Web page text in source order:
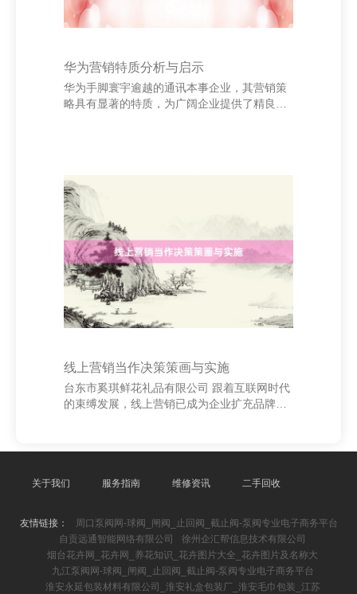
华为营销特质分析与启示
华为手脚寰宇逾越的通讯本事企业，其营销策
略具有显著的特质，为广阔企业提供了精良的
供。 台东市奚琪鲜花礼品有限公司 其次，华为
聘用寰宇化营销政策，积极拓展国外市集。通
过土产货化运营和文化交融，增强品牌亲和
力。同期，华为善于诈欺数字化技能，如外交
媒体、电商平台等，结束精确营销，进步用户
黏性。 此外，华为醉心企业社会背负，积极参
与公益做事，
线上营销当作决策策画与实施
台东市奚琪鲜花礼品有限公司 跟着互联网时代
的束缚发展，线上营销已成为企业扩充品牌、
策策画阶段，明确接洽受众和营销接洽是关
户需求的营销政策。同期，采取合适的平台
质投放，确保信息精确触达。 其次，当作实质
要具有诱骗力和互动性。不错通过优惠促销、
限时扣头、抽奖当作等步地吸援用户参与。同
期，聚会热门事件或节日节点，增强当作的时
效性和神志度。
关于我们 服务指南 维修资讯 二手回收
友情链接：
周口泵阀网-球阀_闸阀_止回阀_截止阀-泵阀专业电子商务平台
自贡远通智能网络有限公司
徐州企汇帮信息技术有限公司
烟台花卉网_花卉网_养花知识_花卉图片大全_花卉图片及名称大
九江泵阀网-球阀_闸阀_止回阀_截止阀-泵阀专业电子商务平台
淮安永延包装材料有限公司_淮安礼盒包装厂_淮安毛巾包装_江苏